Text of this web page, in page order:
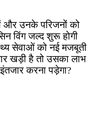
और उनके परिजनों को
विंग जल्द शुरू होगी
सेवाओं को नई मजबूती
खड़ी है तो उसका लाभ
करना पड़ेगा?